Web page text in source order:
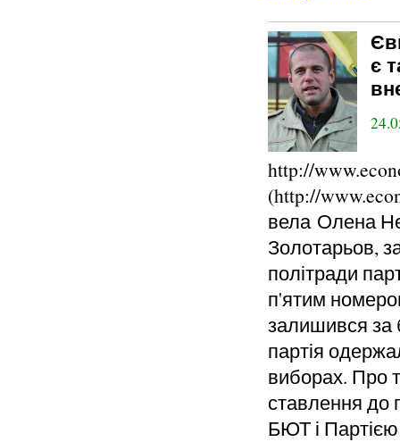
є
http://
(http://
вела Олена
Золотарьов,
політради
п'ятим
залишився за
партія
виборах. Про
ставлення до
БЮТ і Партією